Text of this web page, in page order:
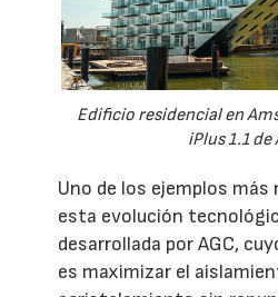
Edificio residencial en
iPlus 1.1 de
Uno de los ejemplos
esta evolución
desarrollada por AGC,
es maximizar el